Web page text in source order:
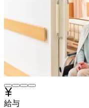
給与